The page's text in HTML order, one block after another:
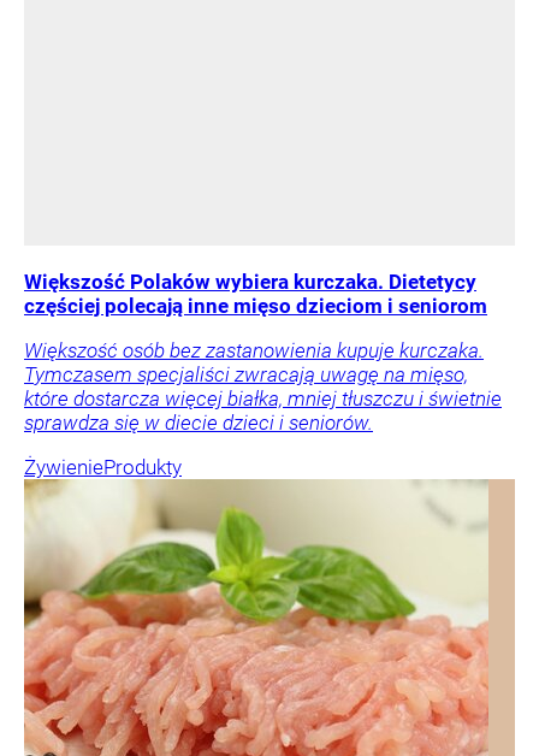
Większość Polaków wybiera kurczaka. Dietetycy
częściej polecają inne mięso dzieciom i seniorom
Większość osób bez zastanowienia kupuje kurczaka.
Tymczasem specjaliści zwracają uwagę na mięso,
które dostarcza więcej białka, mniej tłuszczu i świetnie
sprawdza się w diecie dzieci i seniorów.
ŻywienieProdukty